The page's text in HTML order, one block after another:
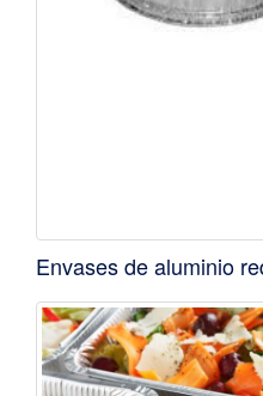
Envases de aluminio